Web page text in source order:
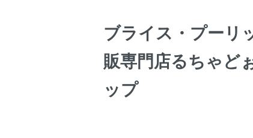
ブライス・プーリ
販専門店るちゃど
ップ